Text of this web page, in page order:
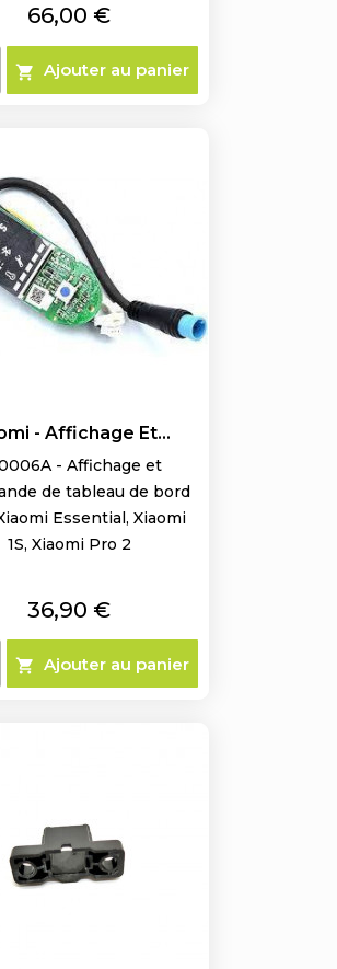
Prix
66,00 €
 Ajouter au panier
- Affichage Et...
- Affichage et
de tableau de bord
Essential, Xiaomi
1S, Xiaomi Pro 2
Prix
36,90 €
 Ajouter au panier